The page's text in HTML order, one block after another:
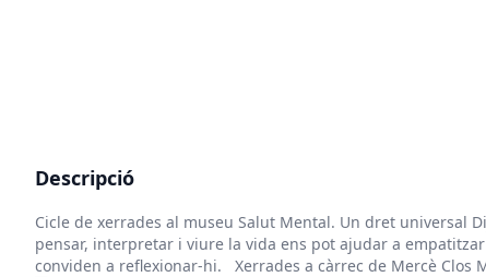
Descripció
Cicle de xerrades al museu Salut Mental. Un dret universal
pensar, interpretar i viure la vida ens pot ajudar a
conviden a reflexionar-hi. Xerrades a càrrec de Mercè Clos